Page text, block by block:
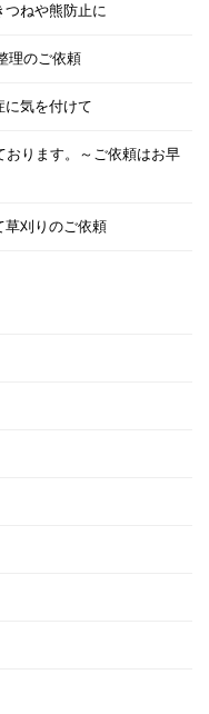
つねや熊防止に
理のご依頼
に気を付けて
おります。～ご依頼はお早
草刈りのご依頼